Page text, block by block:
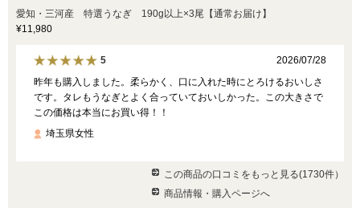
愛知・三河産 特選うなぎ 190g以上×3尾【通常お届け】
¥11,980
5
2026/07/28
昨年も購入しました。柔らかく、口に入れた時にとろけるおいしさ
です。タレもうなぎとよく合っていておいしかった。この大きさで
この価格は本当にお買い得！！
埼玉県女性
この商品の口コミをもっと見る(1730件）
商品情報・購入ページへ